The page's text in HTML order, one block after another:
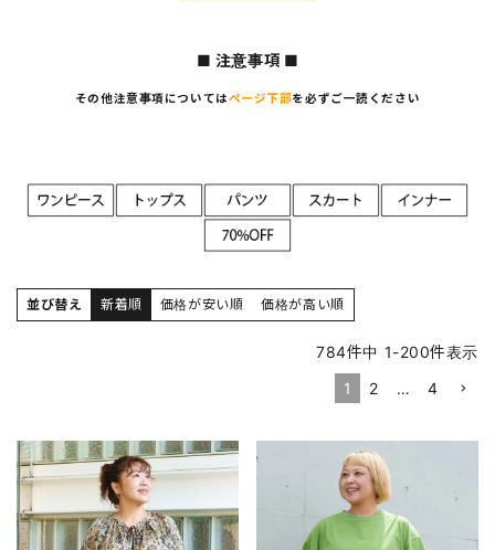
■ 注意事項 ■
その他注意事項についてはページ下部を必ずご一読ください
並び替え 新着順 価格が安い順 価格が高い順
784件中 1-200件表示
1
2 … 4